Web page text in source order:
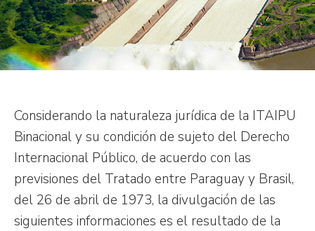
Considerando la naturaleza jurídica de la ITAIPU
Binacional y su condición de sujeto del Derecho
Internacional Público, de acuerdo con las
previsiones del Tratado entre Paraguay y Brasil,
del 26 de abril de 1973, la divulgación de las
siguientes informaciones es el resultado de la